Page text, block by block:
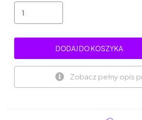
DODAJ DO KOSZYKA
Zobacz pełny opis